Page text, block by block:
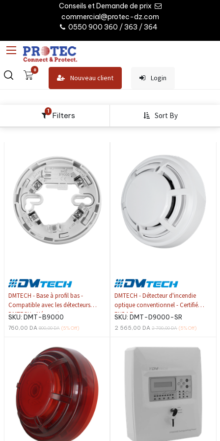
Conseils et Demande de prix
commercial@protec-dz.com
0550 900 360 / 363 / 364
0
Nouveau client Login
1 Filters Sort By
DMTECH - Base à profil bas -
Compatible avec les détecteurs
DMTECH - Nécessaire pour
de montage facile - Compatible
SKU: DMT-B9000
760,00 DA 800,00DA (5%Off)
DMTECH - Détecteur d'incendie
optique conventionnel - Certifié
EN54-7
SKU: DMT-D9000-SR
2 565,00 DA 2 700,00DA (5%Off)